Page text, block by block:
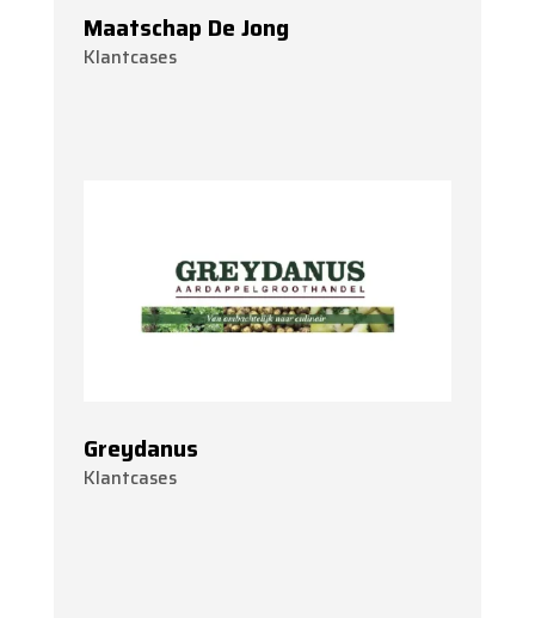
Maatschap De Jong
Klantcases
Greydanus
Klantcases